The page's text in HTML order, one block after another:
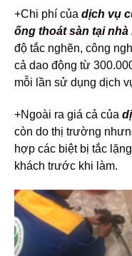
+Chi phí của dịch vụ
ống thoát sàn tại nhà
độ tắc nghẽn, công
cả dao động từ
mỗi lần sử dụng dịch
+Ngoài ra giá cả của
còn do thị trường
hợp các biệt bị tắc
khách trước khi làm.